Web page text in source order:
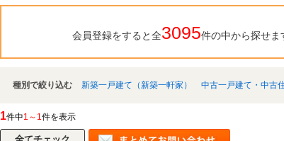
会員登録をすると全3095件の中から探せま
種別で絞り込む 新築一戸建て（新築一軒家） 中古一戸建て・中古
1件中1～1件を表示